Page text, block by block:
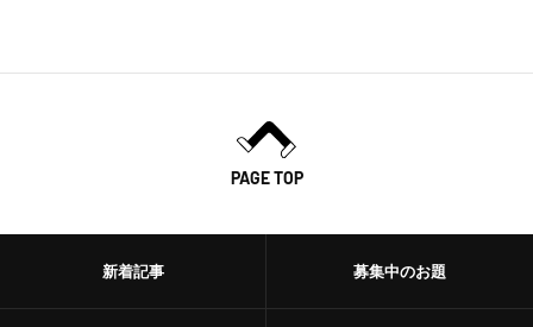
PAGE TOP
新着記事 募集中のお題